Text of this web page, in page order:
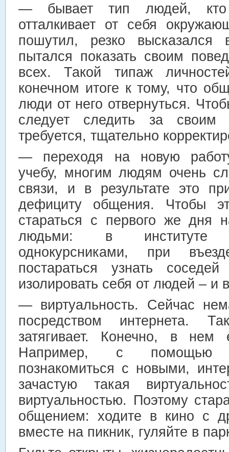
— бывает тип людей, кто
отталкивает от себя
пошутил, резко высказался
пытался показать своим
всех. Такой типаж
конечном итоге к тому, что
люди от него отвернуться.
следует следить за
требуется, тщательно
— переходя на новую
учебу, многим людям очень
связи, и в результате это
дефициту общения. Чтобы
стараться с первого же дня
людьми: в институте
однокурсниками, при
постараться узнать
изолировать себя от людей – и
— виртуальность. Сейчас
посредством интернета.
затягивает. Конечно, в
Например, с помощью
познакомиться с новыми,
зачастую такая
виртуальностью. Поэтому
общением: ходите в кино с
вместе на пикник, гуляйте в